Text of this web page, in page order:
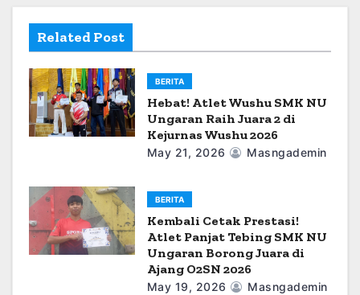
t
i
o
n
Related Post
BERITA
Hebat! Atlet Wushu SMK NU
Ungaran Raih Juara 2 di
Kejurnas Wushu 2026
May 21, 2026 Masngademin
BERITA
Kembali Cetak Prestasi!
Atlet Panjat Tebing SMK NU
Ungaran Borong Juara di
Ajang O2SN 2026
May 19, 2026 Masngademin